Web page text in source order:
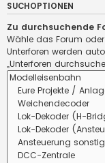
SUCHOPTIONEN
Zu durchsuchende
Wähle das Forum
Unterforen werden
„Unterforen